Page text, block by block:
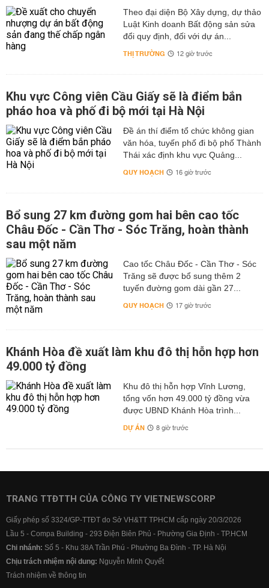
Theo đại diện Bộ Xây dựng, dự thảo
Luật Kinh doanh Bất động sản sửa
đổi quy định, đối với dự án...
THỊ TRƯỜNG 12 giờ trước
Khu vực Công viên Cầu Giấy sẽ là điểm bắn
pháo hoa và phố đi bộ mới tại Hà Nội
Đề án thí điểm tổ chức không gian
văn hóa, tuyến phố đi bộ phố Thành
Thái xác định khu vực Quảng...
QUY HOẠCH 16 giờ trước
Bổ sung 27 km đường gom hai bên cao tốc
Châu Đốc - Cần Thơ - Sóc Trăng, hoàn thành
sau một năm
Cao tốc Châu Đốc - Cần Thơ - Sóc
Trăng sẽ được bổ sung thêm 2
tuyến đường gom dài gần 27...
QUY HOẠCH 17 giờ trước
Khánh Hòa đề xuất làm khu đô thị hỗn hợp hơn
49.000 tỷ đồng
Khu đô thị hỗn hợp Vĩnh Lương,
tổng vốn hơn 49.000 tỷ đồng vừa
được UBND Khánh Hòa trình...
DỰ ÁN 8 giờ trước
TRANG TTĐTTH CỦA CÔNG TY VIETNEWSCORP
Giấy phép số 3324/GP-TTĐT do Sở VH&TT TPHCM cấp ngày 20/3/2026
Lầu 5 - Compa Building - 293 Điện Biên Phủ - Phường Gia Định - TP.HCM
Chi nhánh: Số 5 - Khu 38A Trần Phú - Phường Ba Đình - TP. Hà Nội
Chịu trách nhiệm nội dung: Nguyễn Minh Quyết
Trách nhiệm về thông tin